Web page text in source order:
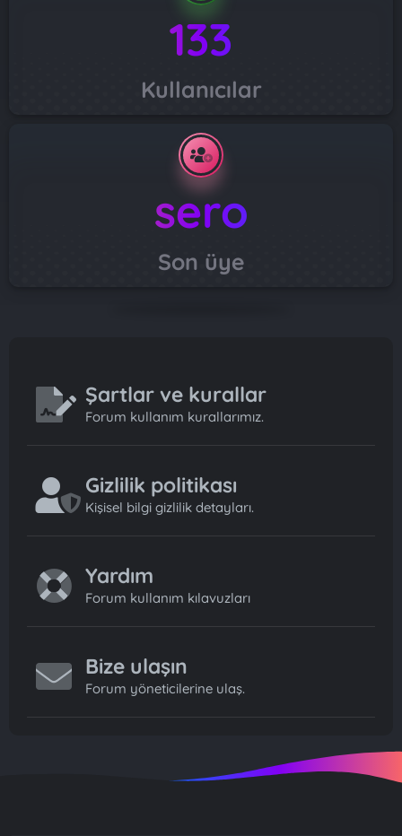
133
Kullanıcılar
sero
Son üye
Şartlar ve kurallar
Forum kullanım kurallarımız.
Gizlilik politikası
Kişisel bilgi gizlilik detayları.
Yardım
Forum kullanım kılavuzları
Bize ulaşın
Forum yöneticilerine ulaş.